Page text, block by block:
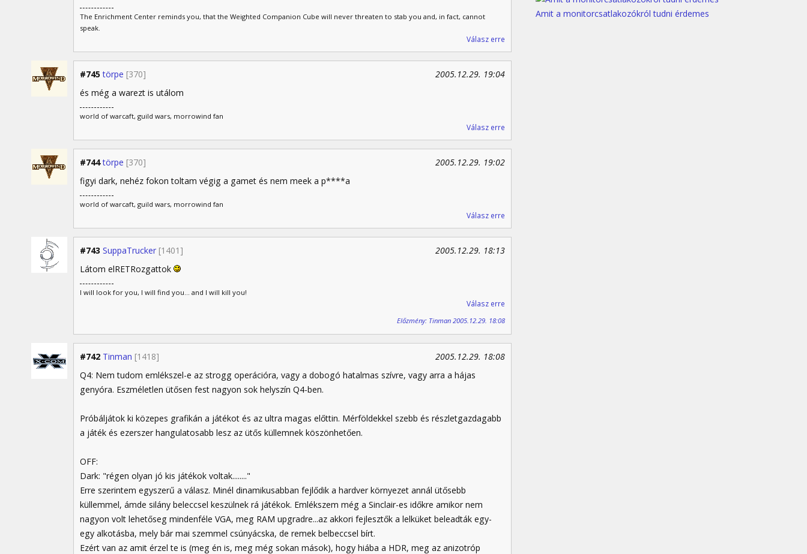
The Enrichment Center reminds you, that the Weighted Companion Cube will never threaten to stab you and, in fact, cannot
speak.
Válasz erre
#745 törpe [370]
2005.12.29. 19:04
és még a warezt is utálom
world of warcaft, guild wars, morrowind fan
Válasz erre
#744 törpe [370]
2005.12.29. 19:02
figyi dark, nehéz fokon toltam végig a gamet és nem meek a p****a
world of warcaft, guild wars, morrowind fan
Válasz erre
#743 SuppaTrucker [1401]
2005.12.29. 18:13
Látom elRETRozgattok
I will look for you, I will find you... and I will kill you!
Válasz erre
Előzmény: Tinman 2005.12.29. 18:08
#742 Tinman [1418]
2005.12.29. 18:08
Q4: Nem tudom emlékszel-e az strogg operációra, vagy a dobogó hatalmas szívre, vagy arra a hájas
genyóra. Eszméletlen ütősen fest nagyon sok helyszín Q4-ben.
Próbáljátok ki közepes grafikán a játékot és az ultra magas előttin. Mérföldekkel szebb és részletgazdagabb
a játék és ezerszer hangulatosabb lesz az ütős küllemnek köszönhetően.
OFF:
Dark: "régen olyan jó kis játékok voltak........"
Erre szerintem egyszerű a válasz. Minél dinamikusabban fejlődik a hardver környezet annál ütősebb
küllemmel, ámde silány beleccsel keszülnek rá játékok. Emlékszem még a Sinclair-es időkre amikor nem
nagyon volt lehetőseg mindenféle VGA, meg RAM upgradre...az akkori fejlesztők a lelküket beleadták egy-
egy alkotásba, mely bár mai szemmel csúnyácska, de remek belbeccsel bírt.
Ezért van az amit érzel te is (meg én is, meg még sokan mások), hogy hiába a HDR, meg az anizotróp
Amit a monitorcsatlakozókról tudni érdemes